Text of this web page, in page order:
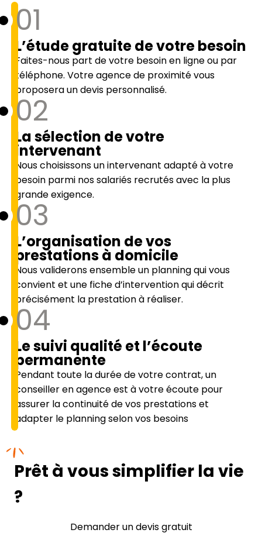
01
L’étude gratuite de votre besoin
Faites-nous part de votre besoin en ligne ou par
téléphone. Votre agence de proximité vous
proposera un devis personnalisé.
02
La sélection de votre
intervenant
Nous choisissons un intervenant adapté à votre
besoin parmi nos salariés recrutés avec la plus
grande exigence.
03
L’organisation de vos
prestations à domicile
Nous validerons ensemble un planning qui vous
convient et une fiche d’intervention qui décrit
précisément la prestation à réaliser.
04
Le suivi qualité et l’écoute
permanente
Pendant toute la durée de votre contrat, un
conseiller en agence est à votre écoute pour
assurer la continuité de vos prestations et
adapter le planning selon vos besoins
Prêt à vous simplifier la vie
?
Demander un devis gratuit